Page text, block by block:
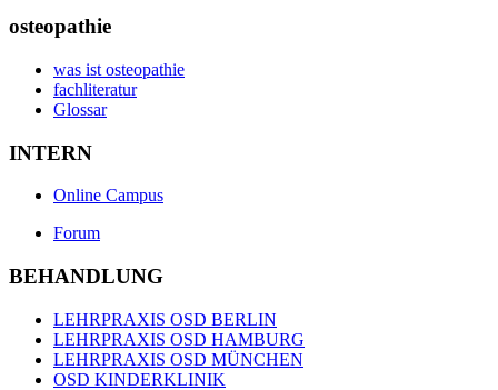
osteopathie
was ist osteopathie
fachliteratur
Glossar
INTERN
Online Campus
Forum
BEHANDLUNG
LEHRPRAXIS OSD BERLIN
LEHRPRAXIS OSD HAMBURG
LEHRPRAXIS OSD MÜNCHEN
OSD KINDERKLINIK